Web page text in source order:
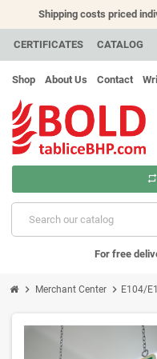
Shipping costs priced
CERTIFICATES CATALOG
Shop About Us Contact
repeat
For free
chevron_right Merchant Center chevron_right E104/